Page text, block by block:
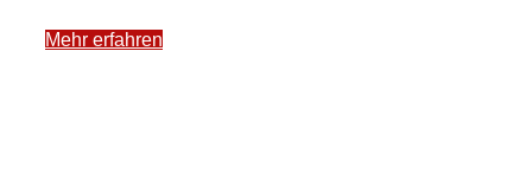
Mehr erfahren